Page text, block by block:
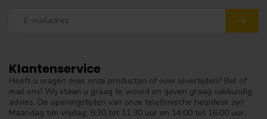
Klantenservice
Heeft u vragen over onze producten of over levertijden? Bel of
mail ons! Wij staan u graag te woord en geven graag vakkundig
advies. De openingstijden van onze telefonische helpdesk zijn:
Maandag t/m vrijdag: 9:30 tot 11:30 uur en 14:00 tot 16:00 uur.